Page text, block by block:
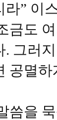
라” 이
금도
. 그러
공멸
씀을